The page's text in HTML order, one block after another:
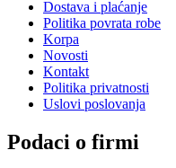
Dostava i plaćanje
Politika povrata robe
Korpa
Novosti
Kontakt
Politika privatnosti
Uslovi poslovanja
Podaci o firmi